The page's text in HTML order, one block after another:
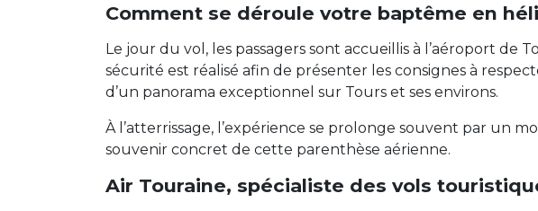
Comment se déroule votre baptême en
Le jour du vol, les passagers sont accueillis à l’aéroport de
sécurité est réalisé afin de présenter les consignes à
d’un panorama exceptionnel sur Tours et ses environs.
À l’atterrissage, l’expérience se prolonge souvent par un
souvenir concret de cette parenthèse aérienne.
Air Touraine, spécialiste des vols